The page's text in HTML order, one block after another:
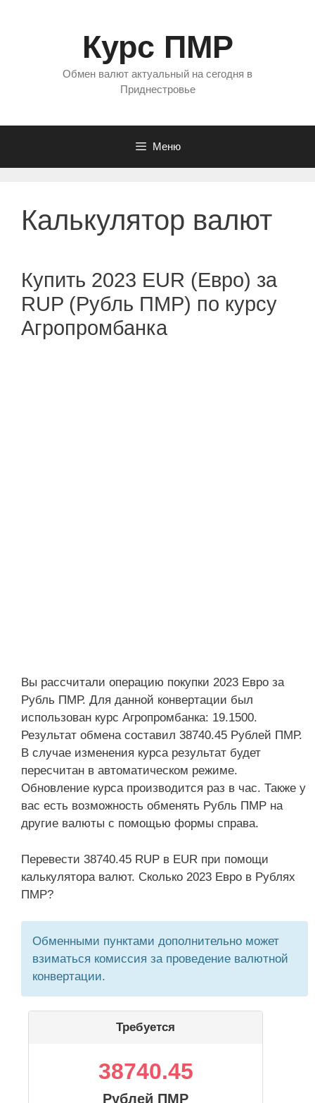
Курс ПМР
Обмен валют актуальный на сегодня в
Приднестровье
Меню
Калькулятор валют
Купить 2023 EUR (Евро) за
RUP (Рубль ПМР) по курсу
Агропромбанка
Вы рассчитали операцию покупки 2023 Евро за
Рубль ПМР. Для данной конвертации был
использован курс Агропромбанка: 19.1500.
Результат обмена составил 38740.45 Рублей ПМР.
В случае изменения курса результат будет
пересчитан в автоматическом режиме.
Обновление курса производится раз в час. Также у
вас есть возможность обменять Рубль ПМР на
другие валюты с помощью формы справа.
Перевести 38740.45 RUP в EUR при помощи
калькулятора валют. Сколько 2023 Евро в Рублях
ПМР?
Обменными пунктами дополнительно может
взиматься комиссия за проведение валютной
конвертации.
Требуется
38740.45
Рублей ПМР